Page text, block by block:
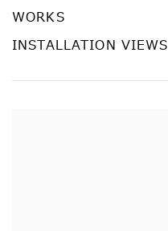
WORKS
INSTALLATION VIEWS